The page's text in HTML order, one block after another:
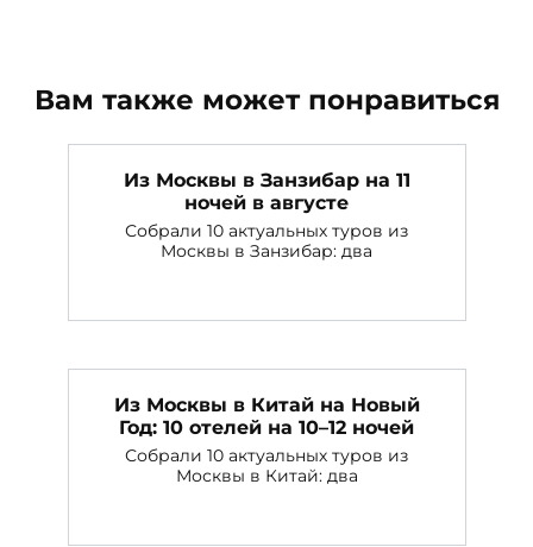
Вам также может понравиться
Из Москвы в Занзибар на 11
ночей в августе
Собрали 10 актуальных туров из
Москвы в Занзибар: два
Из Москвы в Китай на Новый
Год: 10 отелей на 10–12 ночей
Собрали 10 актуальных туров из
Москвы в Китай: два